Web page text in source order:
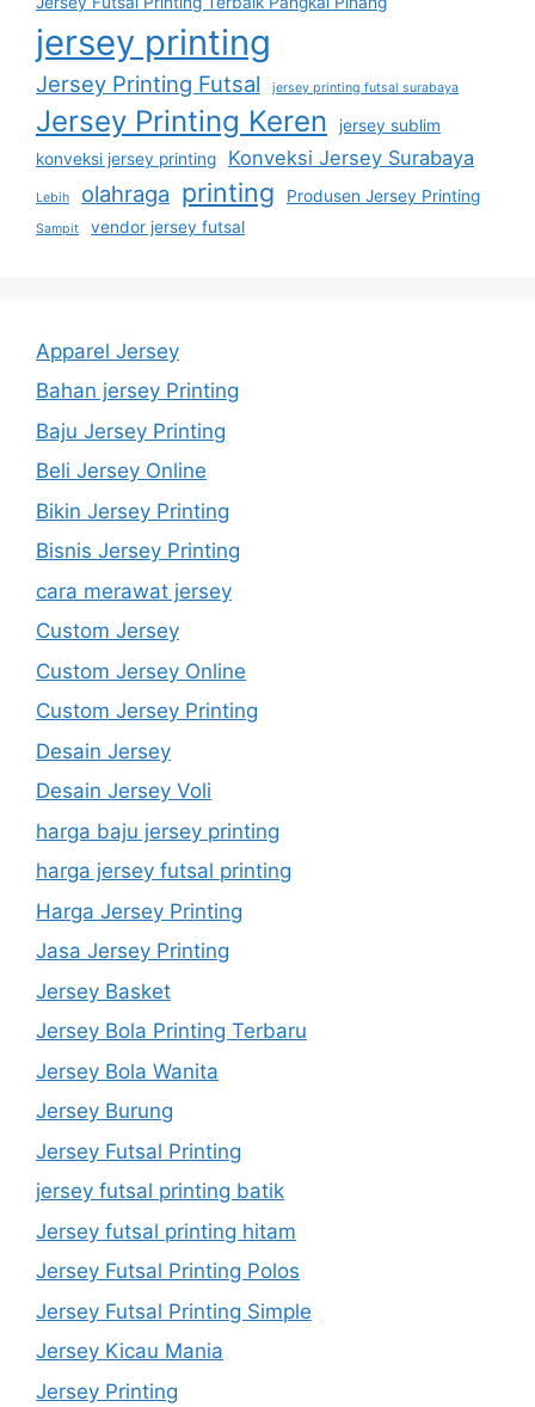
jersey printing
Jersey Printing Futsal jersey printing futsal surabaya
Jersey Printing Keren
jersey sublim
konveksi jersey printing
Konveksi Jersey Surabaya
Lebih olahraga printing Produsen Jersey Printing
Sampit vendor jersey futsal
Apparel Jersey
Bahan jersey Printing
Baju Jersey Printing
Beli Jersey Online
Bikin Jersey Printing
Bisnis Jersey Printing
cara merawat jersey
Custom Jersey
Custom Jersey Online
Custom Jersey Printing
Desain Jersey
Desain Jersey Voli
harga baju jersey printing
harga jersey futsal printing
Harga Jersey Printing
Jasa Jersey Printing
Jersey Basket
Jersey Bola Printing Terbaru
Jersey Bola Wanita
Jersey Burung
Jersey Futsal Printing
jersey futsal printing batik
Jersey futsal printing hitam
Jersey Futsal Printing Polos
Jersey Futsal Printing Simple
Jersey Kicau Mania
Jersey Printing